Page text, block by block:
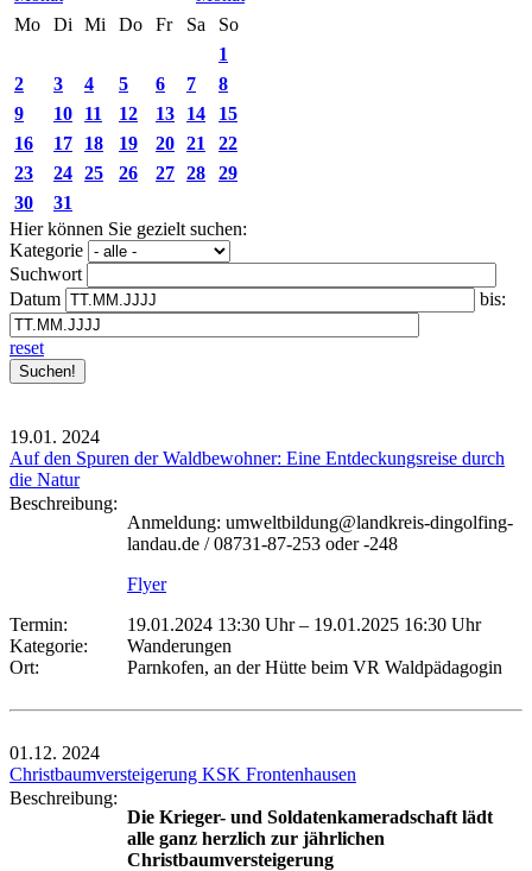
Mo
Di Mi Do Fr Sa
So
1
2
3 4 5 6 7
8
9
10 11 12 13 14
15
16
17 18 19 20 21
22
23
24 25 26 27 28
29
30
31
Hier können Sie gezielt suchen:
Kategorie
Suchwort
Datum
bis:
reset
19.01. 2024
Auf den Spuren der Waldbewohner: Eine Entdeckungsreise durch
die Natur
Beschreibung:
Anmeldung: umweltbildung@landkreis-dingolfing-
landau.de / 08731-87-253 oder -248
Flyer
Termin:
19.01.2024 13:30 Uhr– 19.01.2025 16:30 Uhr
Kategorie:
Wanderungen
Ort:
Parnkofen, an der Hütte beim VR Waldpädagogin
01.12. 2024
Christbaumversteigerung KSK Frontenhausen
Beschreibung:
Die Krieger- und Soldatenkameradschaft lädt
alle ganz herzlich zur jährlichen
Christbaumversteigerung